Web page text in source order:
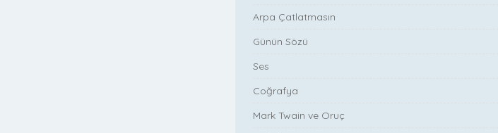
Arpa Çatlatmasın
Günün Sözü
Ses
Coğrafya
Mark Twain ve Oruç